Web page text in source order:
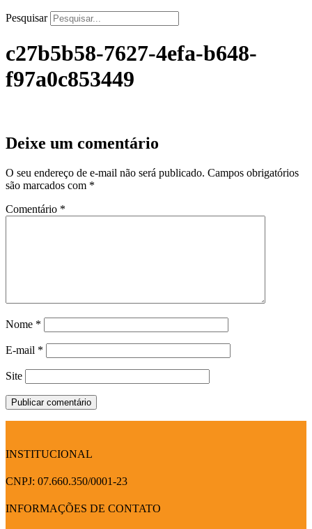
Pesquisar
c27b5b58-7627-4efa-b648-
f97a0c853449
Deixe um comentário
O seu endereço de e-mail não será publicado. Campos obrigatórios
são marcados com *
Comentário *
Nome *
E-mail *
Site
INSTITUCIONAL
CNPJ: 07.660.350/0001-23
INFORMAÇÕES DE CONTATO